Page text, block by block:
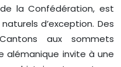
la Confédération, est
d’exception. Des
aux sommets
alémanique invite à une